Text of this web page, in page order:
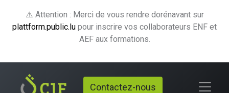
⚠️ Attention : Merci de vous rendre dorénavant sur
plattform.public.lu pour inscrire vos collaborateurs ENF et
AEF aux formations.
Contactez-nous